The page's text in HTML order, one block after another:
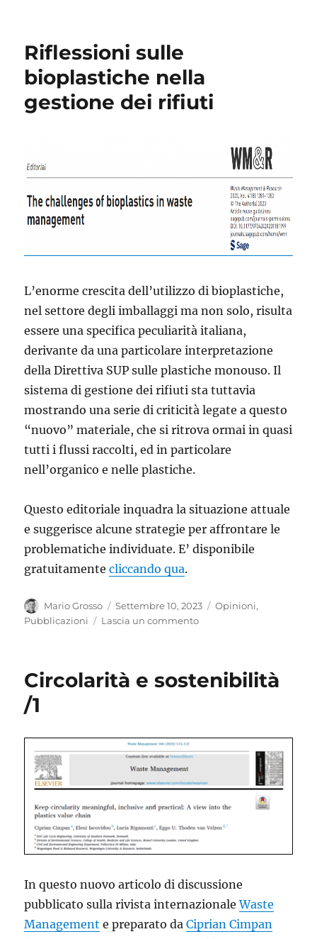
scientists
urge
EU
policy
makers
impact
Riflessioni sulle
bioplastiche nella
gestione dei rifiuti
L’enorme crescita dell’utilizzo di bioplastiche,
nel settore degli imballaggi ma non solo, risulta
essere una specifica peculiarità italiana,
derivante da una particolare interpretazione
della Direttiva SUP sulle plastiche monouso. Il
sistema di gestione dei rifiuti sta tuttavia
mostrando una serie di criticità legate a questo
“nuovo” materiale, che si ritrova ormai in quasi
tutti i flussi raccolti, ed in particolare
nell’organico e nelle plastiche.
Questo editoriale inquadra la situazione attuale
e suggerisce alcune strategie per affrontare le
problematiche individuate. E’ disponibile
gratuitamentecliccando qua.
Autore
Mario Grosso
Pubblicato
il
Settembre 10, 2023 Categorie
Opinioni,
Pubblicazioni
Lascia un commentosu
nella
Circolarità e sostenibilità
/1
In questo nuovo articolo di discussione
pubblicato sulla rivista internazionaleWaste
Management e preparato daCiprian Cimpan